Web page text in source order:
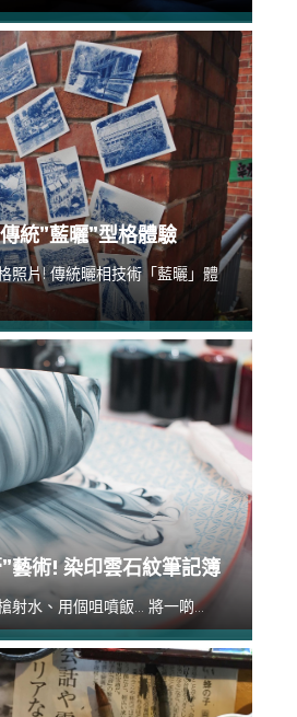
統”藍曬”型格體驗
照片! 傳統曬相技術「藍曬」體
藝術! 染印雲石紋筆記簿
射水、用個咀噴飯... 將一啲...